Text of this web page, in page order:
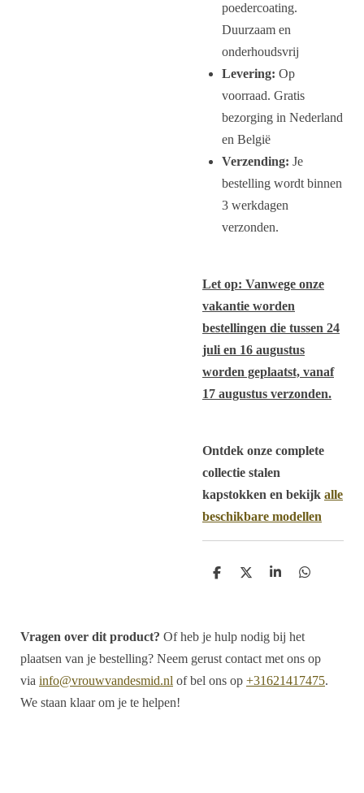
poedercoating.
Duurzaam en
onderhoudsvrij
Levering: Op
voorraad. Gratis
bezorging in Nederland
en België
Verzending: Je
bestelling wordt binnen
3 werkdagen
verzonden.
Let op: Vanwege onze
vakantie worden
bestellingen die tussen 24
juli en 16 augustus
worden geplaatst, vanaf
17 augustus verzonden.
Ontdek onze complete
collectie stalen
kapstokken en bekijk alle
beschikbare modellen
D
D
S
D
Vragen over dit product? Of heb je hulp nodig bij het
plaatsen van je bestelling? Neem gerust contact met ons op
via info@vrouwvandesmid.nl of bel ons op +31621417475.
We staan klaar om je te helpen!